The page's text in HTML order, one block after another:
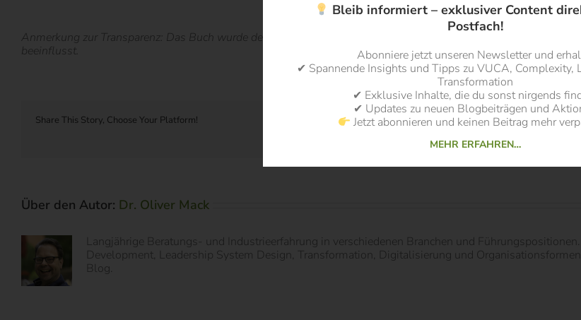
Anmerkung zur Transparenz: Das Buch wurde dem Autor dieses Artikels vom Verlag kostenlos zur Rezension
beeinflusst.
Share This Story, Choose Your Platform!
Über den Autor: Dr. Oliver Mack
Langjährige Beratungs- und Industrieerfahrung in verschiedenen Branchen und
Development, Leadership System Design, Transformation, Digitalisierung und
Blog.
Bleib informiert – exklusiver Content
Postfach!
Abonniere jetzt unseren Newsletter und
✔ Spannende Insights und Tipps zu VUCA, Complexity,
Transformation
✔ Exklusive Inhalte, die du sonst nirgends
✔ Updates zu neuen Blogbeiträgen und
Jetzt abonnieren und keinen Beitrag mehr
MEHR ERFAHREN…